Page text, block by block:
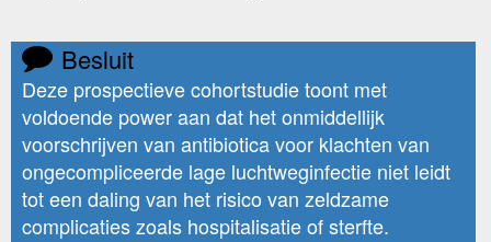
Besluit
Deze prospectieve cohortstudie toont met
voldoende power aan dat het onmiddellijk
voorschrijven van antibiotica voor klachten van
ongecompliceerde lage luchtweginfectie niet leidt
tot een daling van het risico van zeldzame
complicaties zoals hospitalisatie of sterfte.